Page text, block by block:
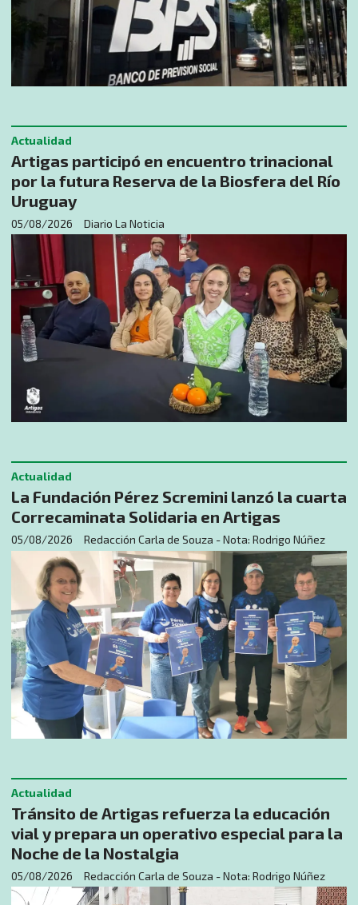
Artigas participó en encuentro trinacional
por la futura Reserva de la Biosfera del Río
Uruguay
Diario La Noticia
Actualidad
05/08/2026
La Fundación Pérez Scremini lanzó la cuarta
Correcaminata Solidaria en Artigas
Redacción Carla de Souza - Nota: Rodrigo Núñez
Actualidad
05/08/2026
Tránsito de Artigas refuerza la educación
vial y prepara un operativo especial para la
Noche de la Nostalgia
Redacción Carla de Souza - Nota: Rodrigo Núñez
Actualidad
05/08/2026